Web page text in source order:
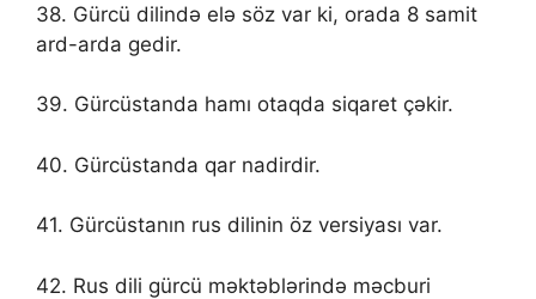
38. Gürcü dilində elə söz var ki, orada 8 samit
ard-arda gedir.
39. Gürcüstanda hamı otaqda siqaret çəkir.
40. Gürcüstanda qar nadirdir.
41. Gürcüstanın rus dilinin öz versiyası var.
42. Rus dili gürcü məktəblərində məcburi